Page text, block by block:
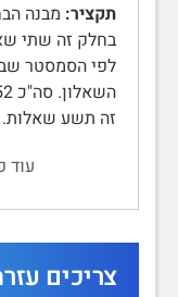
תקציר:
בחלק זה שתי
לפי הסמסטר
זה תשע שאלות.
עוד
צריכים